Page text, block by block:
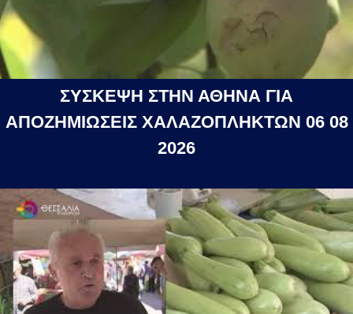
ΣΥΣΚΕΨΗ ΣΤΗΝ ΑΘΗΝΑ ΓΙΑ
ΑΠΟΖΗΜΙΩΣΕΙΣ ΧΑΛΑΖΟΠΛΗΚΤΩΝ 06 08
2026